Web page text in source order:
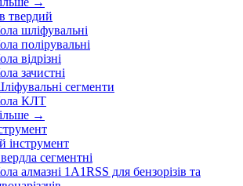
твердий
шліфувальні
полірувальні
відрізні
зачистні
сегменти
КЛТ
→
інструмент
сегментні
алмазні 1A1RSS для бензорізів та